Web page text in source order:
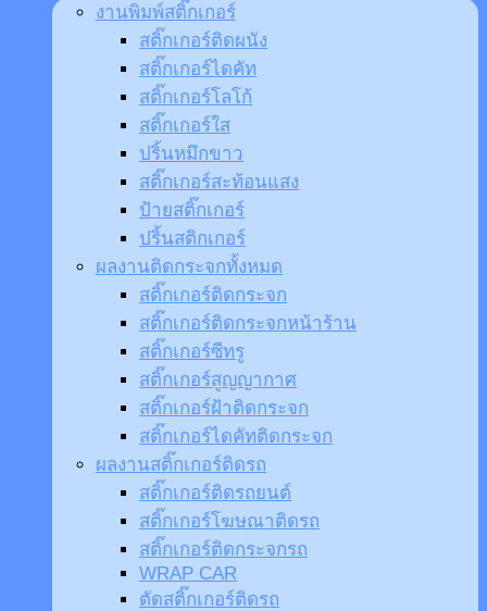
งานพิมพ์สติ๊กเกอร์
สติ๊กเกอร์ติดผนัง
สติ๊กเกอร์ไดคัท
สติ๊กเกอร์โลโก้
สติ๊กเกอร์ใส
ปริ้นหมึกขาว
สติ๊กเกอร์สะท้อนแสง
ป้ายสติ๊กเกอร์
ปริ้นสติกเกอร์
ผลงานติดกระจกทั้งหมด
สติ๊กเกอร์ติดกระจก
สติ๊กเกอร์ติดกระจกหน้าร้าน
สติ๊กเกอร์ซีทรู
สติ๊กเกอร์สูญญากาศ
สติ๊กเกอร์ฝ้าติดกระจก
สติ๊กเกอร์ไดคัทติดกระจก
ผลงานสติ๊กเกอร์ติดรถ
สติ๊กเกอร์ติดรถยนต์
สติ๊กเกอร์โฆษณาติดรถ
สติ๊กเกอร์ติดกระจกรถ
WRAP CAR
ตัดสติ๊กเกอร์ติดรถ